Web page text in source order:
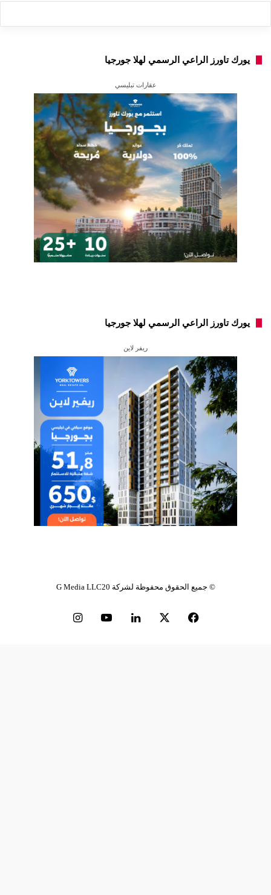
يورك تاورز الراعي الرسمي لهلا جورجيا
عقارات تبليسي
يورك تاورز الراعي الرسمي لهلا جورجيا
ريفر لاين
© جميع الحقوق محفوظة لشركة G Media LLC20
فيسبوك لينكدإن ‫YouTube